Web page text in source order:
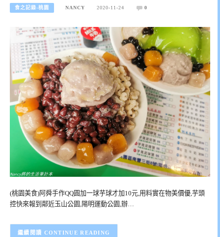
食之記錄-桃園 NANCY 2020-11-24 0
(桃園美食)阿舜手作QQ圓加一球芋球才加10元,用料實在物美價優,芋頭
控快來報到鄰近玉山公園,陽明運動公園,辦…
CONTINUE READING